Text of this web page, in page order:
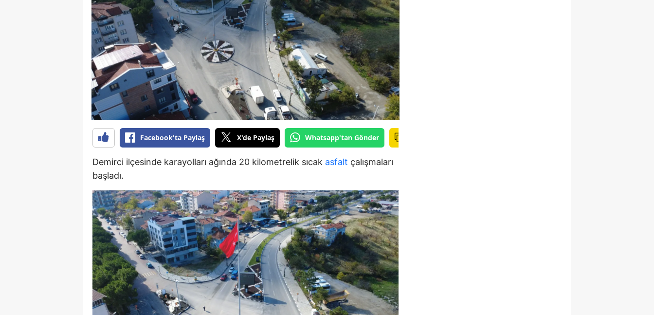
Bilecik
Bingöl
Bitlis
Burdur
Bursa
Çanakkale
Çankırı
Çorum
Denizli
Diyarbakır
Edirne
Elazığ
Erzincan
Erzurum
Eskişehir
Facebook'ta Paylaş X'de Paylaş Whatsapp'tan Gönder
Demirci ilçesinde karayolları ağında 20 kilometrelik sıcak asfalt çalışmaları
başladı.